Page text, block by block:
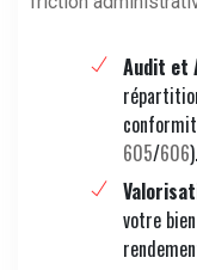
Audit et
605/606).
votre